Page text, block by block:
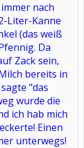
nach
Liter-Kanne
(das weiß
Da
Zack sein,
bereits in
"das
wurde die
ich hab mich
Einen
unterwegs!